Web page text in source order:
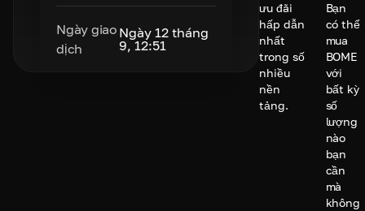
Ngày giao
dịch
Ngày 12 tháng
9, 12:51
ưu đãi
hấp dẫn
nhất
trong số
nhiều
nền
tảng.
Bạn
có thể
mua
BOME
với
bất kỳ
số
lượng
nào
bạn
cần
mà
không